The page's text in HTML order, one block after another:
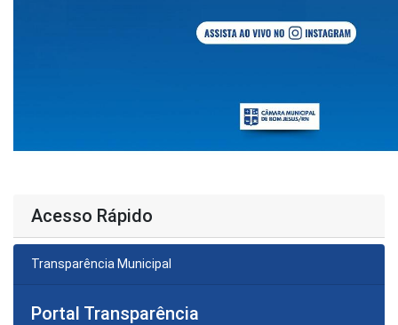
Acesso Rápido
Transparência Municipal
Portal Transparência